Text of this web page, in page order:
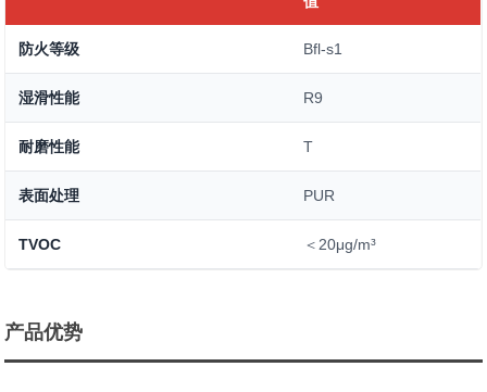
防火等级 Bfl-s1
湿滑性能 R9
耐磨性能 T
表面处理 PUR
TVOC ＜20μg/m³
产品优势